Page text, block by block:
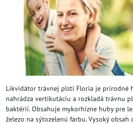
Likvidátor trávnej plsti Floria je prírodné
nahrádza vertikutáciu a rozkladá trávnu
baktérií. Obsahuje mykorhízne huby pre
železo na sýtozelenú farbu. Vysoký